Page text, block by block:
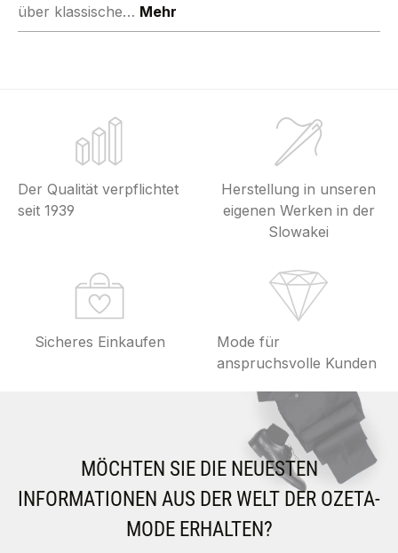
über klassische… Mehr
Der Qualität verpflichtet
seit 1939
Herstellung in unseren
eigenen Werken in der
Slowakei
Sicheres Einkaufen
Mode für
anspruchsvolle Kunden
MÖCHTEN SIE DIE NEUESTEN
INFORMATIONEN AUS DER WELT DER OZETA-
MODE ERHALTEN?